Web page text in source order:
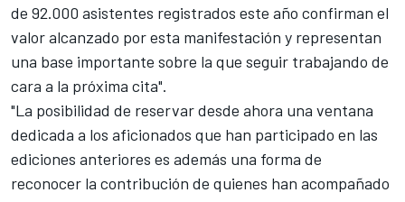
de 92.000 asistentes registrados este año confirman el
valor alcanzado por esta manifestación y representan
una base importante sobre la que seguir trabajando de
cara a la próxima cita".
"La posibilidad de reservar desde ahora una ventana
dedicada a los aficionados que han participado en las
ediciones anteriores es además una forma de
reconocer la contribución de quienes han acompañado